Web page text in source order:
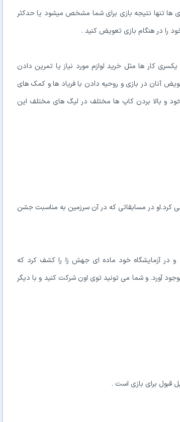
ها تنها نتیجه بازی برای شما مشخص میشود یا حدکثر
را در هنگام بازی تعویض کنید .
کار ها مثل خرید لوازم مورد نیاز یا تمرین دادن
تعویض آنان در بازی و روحیه دادن با فریاد ها و کمک های
خود و بالا بردن کاپ ها مختلف در لیگ های مختلف این
کرد.او در مسابقاتی که در آن سرزمین به مناسبت جشن
و در آزمایشگاه خود ماده ای جهش زا را کشف کرد که
آورد. و شما می تونید توی اون شرکت کنید و با دیگر
قبول برای بازی است .
در حال آماده‌سازی لینک دانلود...